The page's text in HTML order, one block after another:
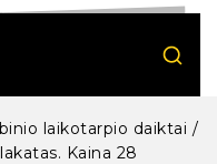
laikotarpio daiktai /
Kaina 28